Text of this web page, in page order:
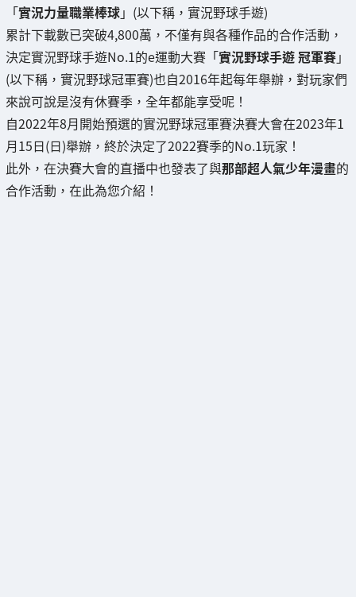
「實況力量職業棒球」(以下稱，實況野球手遊)
累計下載數已突破4,800萬，不僅有與各種作品的合作活動，
決定實況野球手遊No.1的e運動大賽「實況野球手遊 冠軍賽」
(以下稱，實況野球冠軍賽)也自2016年起每年舉辦，對玩家們
來說可說是沒有休賽季，全年都能享受呢！
自2022年8月開始預選的實況野球冠軍賽決賽大會在2023年1
月15日(日)舉辦，終於決定了2022賽季的No.1玩家！
此外，在決賽大會的直播中也發表了與那部超人氣少年漫畫的
合作活動，在此為您介紹！